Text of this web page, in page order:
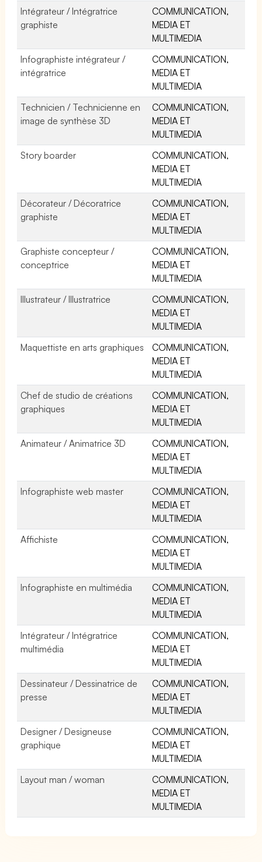
Intégrateur / Intégratrice
graphiste
COMMUNICATION,
MEDIA ET
MULTIMEDIA
Infographiste intégrateur /
intégratrice
COMMUNICATION,
MEDIA ET
MULTIMEDIA
Technicien / Technicienne en
image de synthèse 3D
COMMUNICATION,
MEDIA ET
MULTIMEDIA
Story boarder
COMMUNICATION,
MEDIA ET
MULTIMEDIA
Décorateur / Décoratrice
graphiste
COMMUNICATION,
MEDIA ET
MULTIMEDIA
Graphiste concepteur /
conceptrice
COMMUNICATION,
MEDIA ET
MULTIMEDIA
Illustrateur / Illustratrice
COMMUNICATION,
MEDIA ET
MULTIMEDIA
Maquettiste en arts graphiques
COMMUNICATION,
MEDIA ET
MULTIMEDIA
Chef de studio de créations
graphiques
COMMUNICATION,
MEDIA ET
MULTIMEDIA
Animateur / Animatrice 3D
COMMUNICATION,
MEDIA ET
MULTIMEDIA
Infographiste web master
COMMUNICATION,
MEDIA ET
MULTIMEDIA
Affichiste
COMMUNICATION,
MEDIA ET
MULTIMEDIA
Infographiste en multimédia
COMMUNICATION,
MEDIA ET
MULTIMEDIA
Intégrateur / Intégratrice
multimédia
COMMUNICATION,
MEDIA ET
MULTIMEDIA
Dessinateur / Dessinatrice de
presse
COMMUNICATION,
MEDIA ET
MULTIMEDIA
Designer / Designeuse
graphique
COMMUNICATION,
MEDIA ET
MULTIMEDIA
Layout man / woman
COMMUNICATION,
MEDIA ET
MULTIMEDIA